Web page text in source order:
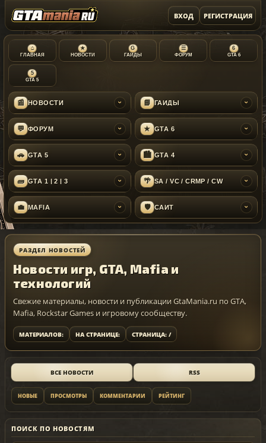
ВХОД РЕГИСТРАЦИЯ
⌂
ГЛАВНАЯ
★
НОВОСТИ
G
ГАЙДЫ
☰
ФОРУМ
6
GTA 6
5
GTA 5
📰 НОВОСТИ › 📘 ГАЙДЫ ›
💬 ФОРУМ › ★ GTA 6 ›
🚗 GTA 5 › 🏙 GTA 4 ›
🧱 GTA 1 | 2 | 3 › 🌴 SA / VC / CRMP / CW ›
💼 MAFIA › 🛡 САЙТ ›
РАЗДЕЛ НОВОСТЕЙ
Новости игр, GTA, Mafia и
технологий
Свежие материалы, новости и публикации GtaMania.ru по GTA,
Mafia, Rockstar Games и игровому сообществу.
МАТЕРИАЛОВ: НА СТРАНИЦЕ: СТРАНИЦА: /
ВСЕ НОВОСТИ RSS
НОВЫЕ ПРОСМОТРЫ КОММЕНТАРИИ РЕЙТИНГ
ПОИСК ПО НОВОСТЯМ